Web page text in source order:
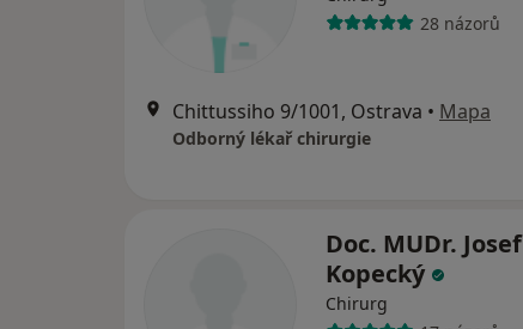
28 názorů
Chittussiho 9/1001, Ostrava • Mapa
Odborný lékař chirurgie
Doc. MUDr. Josef
Kopecký
Chirurg